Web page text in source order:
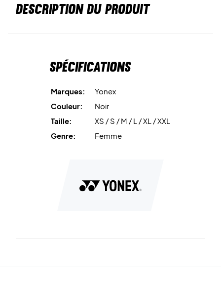
DESCRIPTION DU PRODUIT
Spécifications
Marques:
Yonex
Couleur:
Noir
Taille:
XS / S / M / L / XL / XXL
Genre:
Femme